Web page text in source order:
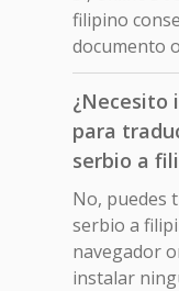
filipino
documento
¿Necesito
para
serbio a
No, puedes
serbio a
navegador
instalar